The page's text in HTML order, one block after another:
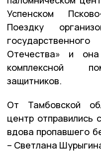
Успенском
Поездку
Отечества» и
комплексной
защитников.
От Тамбовской
центр отправились
вдова пропавшего
– Светлана